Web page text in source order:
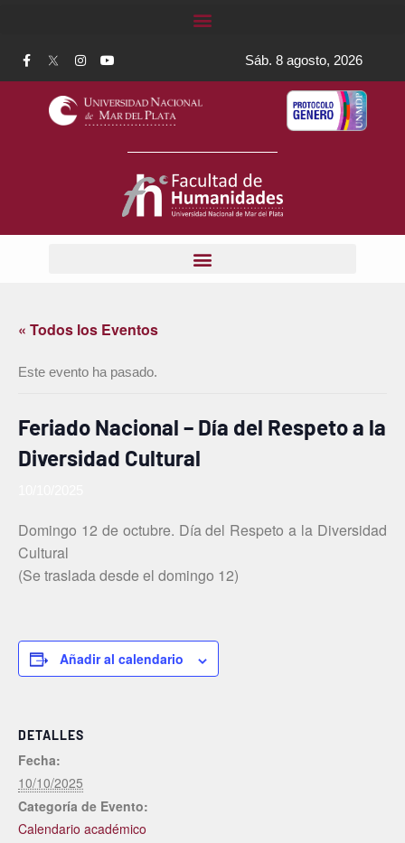
Sáb. 8 agosto, 2026
« Todos los Eventos
Este evento ha pasado.
Feriado Nacional – Día del Respeto a la
Diversidad Cultural
Domingo 12 de octubre. Día del Respeto a la Diversidad
Cultural
(Se traslada desde el domingo 12)
Añadir al calendario
DETALLES
Fecha:
10/10/2025
Categoría de Evento:
Calendario académico